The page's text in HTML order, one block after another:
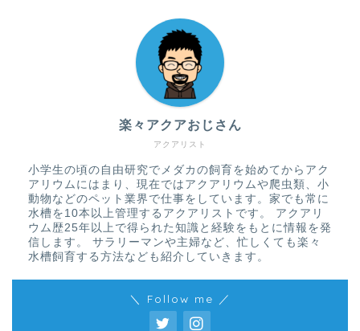
アクアリスト
楽々アクアおじさん
小学生の頃の自由研究でメダカの飼育を始めてからアク
アリウムにはまり、現在ではアクアリウムや爬虫類、小
動物などのペット業界で仕事をしています。家でも常に
水槽を10本以上管理するアクアリストです。 アクアリ
ウム歴25年以上で得られた知識と経験をもとに情報を発
信します。 サラリーマンや主婦など、忙しくても楽々
水槽飼育する方法なども紹介していきます。
＼ Follow me ／